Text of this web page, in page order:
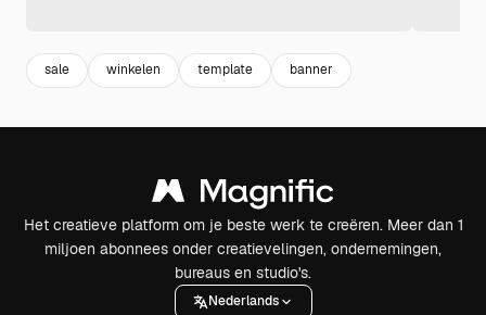
sale winkelen template banner
Het creatieve platform om je beste werk te creëren. Meer dan 1
miljoen abonnees onder creatievelingen, ondernemingen,
bureaus en studio's.
Nederlands